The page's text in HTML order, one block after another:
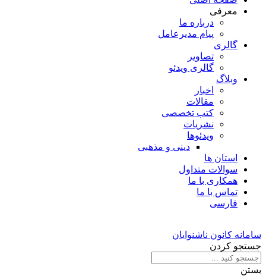
معرفی
درباره ما
پیام مدیرعامل
گالری
تصاویر
گالری ویدئو
وبلاگ
اخبار
مقالات
کتب تخصصی
نشریات
ویدئوها
دینی و مذهبی
استان ها
سوالات متداول
همکاری با ما
تماس با ما
فارسی
سامانه کانون ناشنوایان
جستجو کردن
بستن